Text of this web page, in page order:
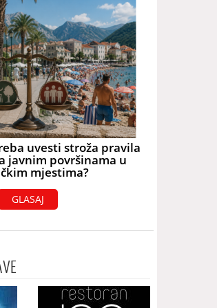
uvesti stroža pravila
javnim površinama u
mjestima?
GLASAJ